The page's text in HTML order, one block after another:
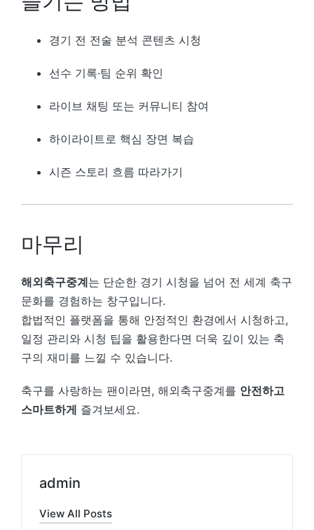
경기 전 전술 분석 콘텐츠 시청
선수 기록·팀 순위 확인
라이브 채팅 또는 커뮤니티 참여
하이라이트로 핵심 장면 복습
시즌 스토리 흐름 따라가기
마무리
해외축구중계는 단순한 경기 시청을 넘어 전 세계 축구
문화를 경험하는 창구입니다.
합법적인 플랫폼을 통해 안정적인 환경에서 시청하고,
일정 관리와 시청 팁을 활용한다면 더욱 깊이 있는 축
구의 재미를 느낄 수 있습니다.
축구를 사랑하는 팬이라면, 해외축구중계를 안전하고
스마트하게 즐겨보세요.
admin
View All Posts